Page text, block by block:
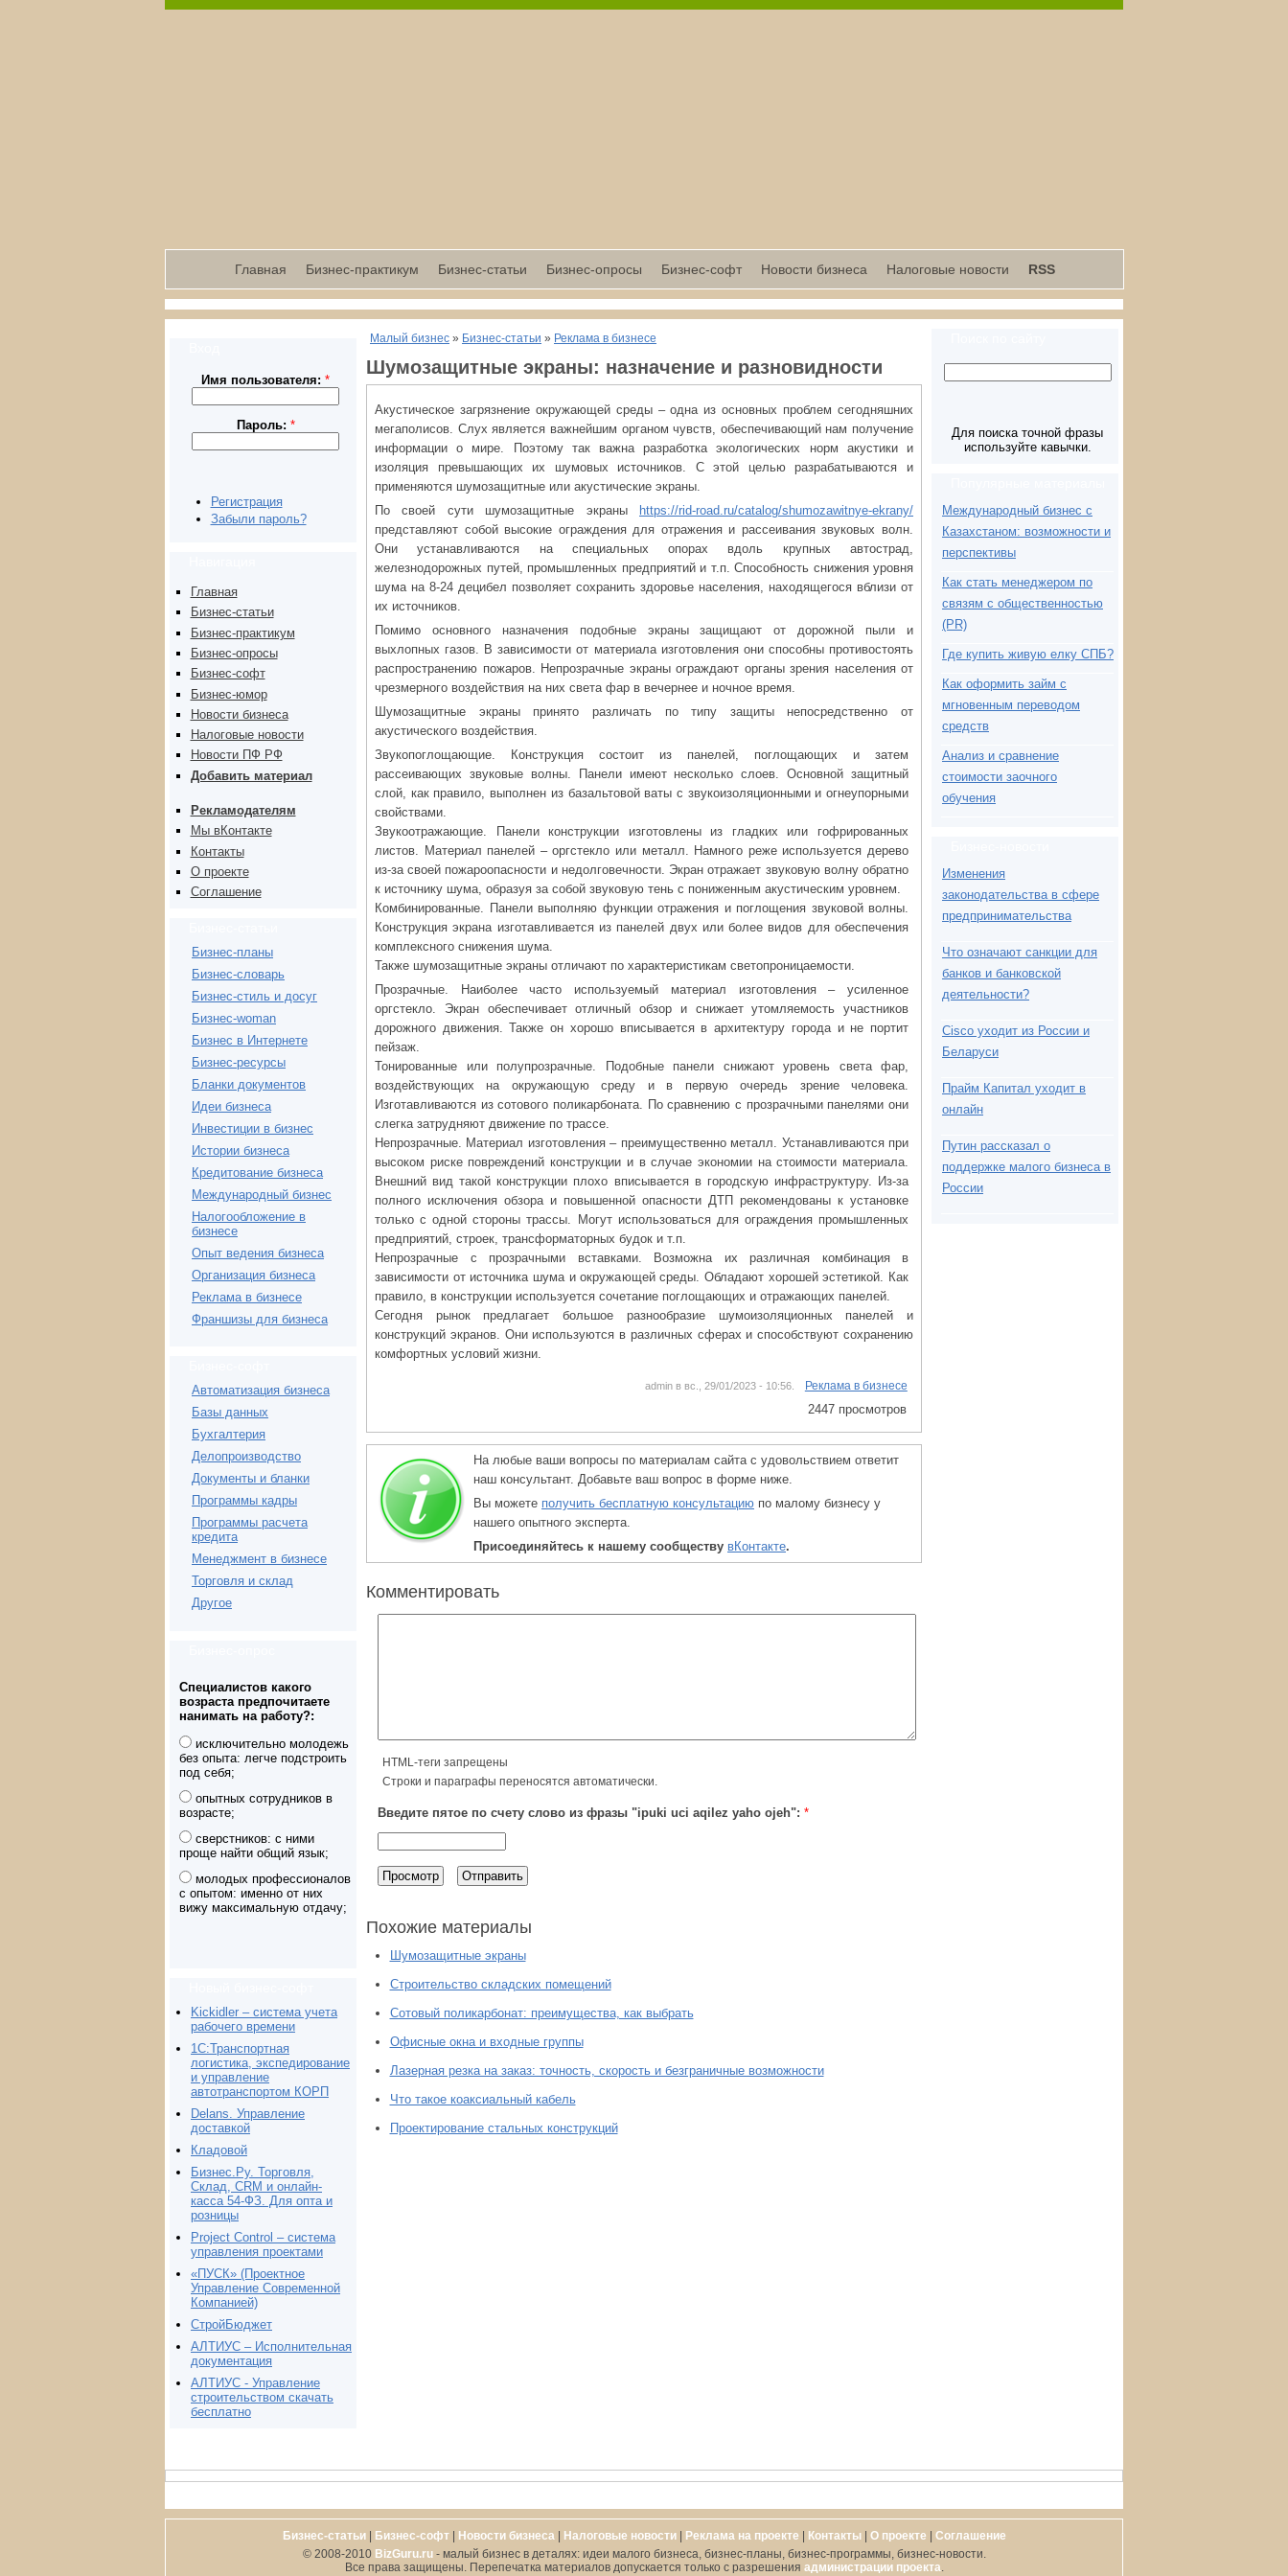
Главная Бизнес-практикум Бизнес-статьи Бизнес-опросы Бизнес-софт Новости бизнеса Налоговые новости RSS
Имя пользователя: *
Пароль: *
Регистрация
Забыли пароль?
Главная
Бизнес-статьи
Бизнес-практикум
Бизнес-опросы
Бизнес-софт
Бизнес-юмор
Новости бизнеса
Налоговые новости
Новости ПФ РФ
Добавить материал
Рекламодателям
Мы вКонтакте
Контакты
О проекте
Соглашение
Бизнес-планы
Бизнес-словарь
Бизнес-стиль и досуг
Бизнес-woman
Бизнес в Интернете
Бизнес-ресурсы
Бланки документов
Идеи бизнеса
Инвестиции в бизнес
Истории бизнеса
Кредитование бизнеса
Международный бизнес
Налогообложение в
бизнесе
Опыт ведения бизнеса
Организация бизнеса
Реклама в бизнесе
Франшизы для бизнеса
Автоматизация бизнеса
Базы данных
Бухгалтерия
Делопроизводство
Документы и бланки
Программы кадры
Программы расчета
кредита
Менеджмент в бизнесе
Торговля и склад
Другое
Специалистов какого
возраста предпочитаете
нанимать на работу?:
исключительно молодежь
без опыта: легче подстроить
под себя;
опытных сотрудников в
возрасте;
сверстников: с ними
проще найти общий язык;
молодых профессионалов
с опытом: именно от них
вижу максимальную отдачу;
Kickidler – система учета
рабочего времени
1С:Транспортная
логистика, экспедирование
и управление
автотранспортом КОРП
Delans. Управление
доставкой
Кладовой
Бизнес.Ру. Торговля,
Склад, CRM и онлайн-
касса 54-ФЗ. Для опта и
розницы
Project Сontrol – система
управления проектами
«ПУСК» (Проектное
Управление Современной
Компанией)
СтройБюджет
АЛТИУС – Исполнительная
документация
АЛТИУС - Управление
строительством скачать
бесплатно
Малый бизнес » Бизнес-статьи » Реклама в бизнесе
Шумозащитные экраны: назначение и разновидности
Акустическое загрязнение окружающей среды – одна из основных проблем сегодняшних
мегаполисов. Слух является важнейшим органом чувств, обеспечивающий нам получение
информации о мире. Поэтому так важна разработка экологических норм акустики и
изоляция превышающих их шумовых источников. С этой целью разрабатываются и
применяются шумозащитные или акустические экраны.
По своей сути шумозащитные экраны
https://rid-road.ru/catalog/shumozawitnye-ekrany/
представляют собой высокие ограждения для отражения и рассеивания звуковых волн.
Они устанавливаются на специальных опорах вдоль крупных автострад,
железнодорожных путей, промышленных предприятий и т.п. Способность снижения уровня
шума на 8-24 децибел позволяет сохранить здоровье населения, находящегося вблизи от
их источников.
Помимо основного назначения подобные экраны защищают от дорожной пыли и
выхлопных газов. В зависимости от материала изготовления они способны противостоять
распространению пожаров. Непрозрачные экраны ограждают органы зрения населения от
чрезмерного воздействия на них света фар в вечернее и ночное время.
Шумозащитные экраны принято различать по типу защиты непосредственно от
акустического воздействия.
Звукопоглощающие. Конструкция состоит из панелей, поглощающих и затем
рассеивающих звуковые волны. Панели имеют несколько слоев. Основной защитный
слой, как правило, выполнен из базальтовой ваты с звукоизоляционными и огнеупорными
свойствами.
Звукоотражающие. Панели конструкции изготовлены из гладких или гофрированных
листов. Материал панелей – оргстекло или металл. Намного реже используется дерево
из-за своей пожароопасности и недолговечности. Экран отражает звуковую волну обратно
к источнику шума, образуя за собой звуковую тень с пониженным акустическим уровнем.
Комбинированные. Панели выполняю функции отражения и поглощения звуковой волны.
Конструкция экрана изготавливается из панелей двух или более видов для обеспечения
комплексного снижения шума.
Также шумозащитные экраны отличают по характеристикам светопроницаемости.
Прозрачные. Наиболее часто используемый материал изготовления – усиленное
оргстекло. Экран обеспечивает отличный обзор и снижает утомляемость участников
дорожного движения. Также он хорошо вписывается в архитектуру города и не портит
пейзаж.
Тонированные или полупрозрачные. Подобные панели снижают уровень света фар,
воздействующих на окружающую среду и в первую очередь зрение человека.
Изготавливаются из сотового поликарбоната. По сравнению с прозрачными панелями они
слегка затрудняют движение по трассе.
Непрозрачные. Материал изготовления – преимущественно металл. Устанавливаются при
высоком риске повреждений конструкции и в случае экономии на стоимости материала.
Внешний вид такой конструкции плохо вписывается в городскую инфраструктуру. Из-за
полного исключения обзора и повышенной опасности ДТП рекомендованы к установке
только с одной стороны трассы. Могут использоваться для ограждения промышленных
предприятий, строек, трансформаторных будок и т.п.
Непрозрачные с прозрачными вставками. Возможна их различная комбинация в
зависимости от источника шума и окружающей среды. Обладают хорошей эстетикой. Как
правило, в конструкции используется сочетание поглощающих и отражающих панелей.
Сегодня рынок предлагает большое разнообразие шумоизоляционных панелей и
конструкций экранов. Они используются в различных сферах и способствуют сохранению
комфортных условий жизни.
admin в вс., 29/01/2023 - 10:56. Реклама в бизнесе
2447 просмотров
На любые ваши вопросы по материалам сайта с удовольствием ответит
наш консультант. Добавьте ваш вопрос в форме ниже.
Вы можете получить бесплатную консультацию по малому бизнесу у
нашего опытного эксперта.
Присоединяйтесь к нашему сообществу вКонтакте.
Комментировать
HTML-теги запрещены
Строки и параграфы переносятся автоматически.
Введите пятое по счету слово из фразы "ipuki uci aqilez yaho ojeh": *
Похожие материалы
Шумозащитные экраны
Строительство складских помещений
Сотовый поликарбонат: преимущества, как выбрать
Офисные окна и входные группы
Лазерная резка на заказ: точность, скорость и безграничные возможности
Что такое коаксиальный кабель
Проектирование стальных конструкций
Для поиска точной фразы
используйте кавычки.
Международный бизнес с
Казахстаном: возможности и
перспективы
Как стать менеджером по
связям с общественностью
(PR)
Где купить живую елку СПБ?
Как оформить займ с
мгновенным переводом
средств
Анализ и сравнение
стоимости заочного
обучения
Изменения
законодательства в сфере
предпринимательства
Что означают санкции для
банков и банковской
деятельности?
Cisco уходит из России и
Беларуси
Прайм Капитал уходит в
онлайн
Путин рассказал о
поддержке малого бизнеса в
России
Бизнес-статьи| Бизнес-софт| Новости бизнеса | Налоговые новости| Реклама на проекте | Контакты| О проекте | Cоглашение
© 2008-2010 BizGuru.ru- малый бизнес в деталях: идеи малого бизнеса, бизнес-планы, бизнес-программы, бизнес-новости.
Все права защищены. Перепечатка материалов допускается только с разрешения администрации проекта